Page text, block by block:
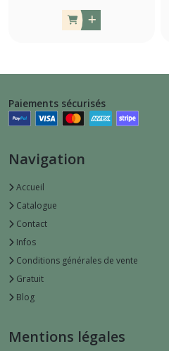
Paiements sécurisés
Navigation
Accueil
Catalogue
Contact
Infos
Conditions générales de vente
Gratuit
Blog
Mentions légales